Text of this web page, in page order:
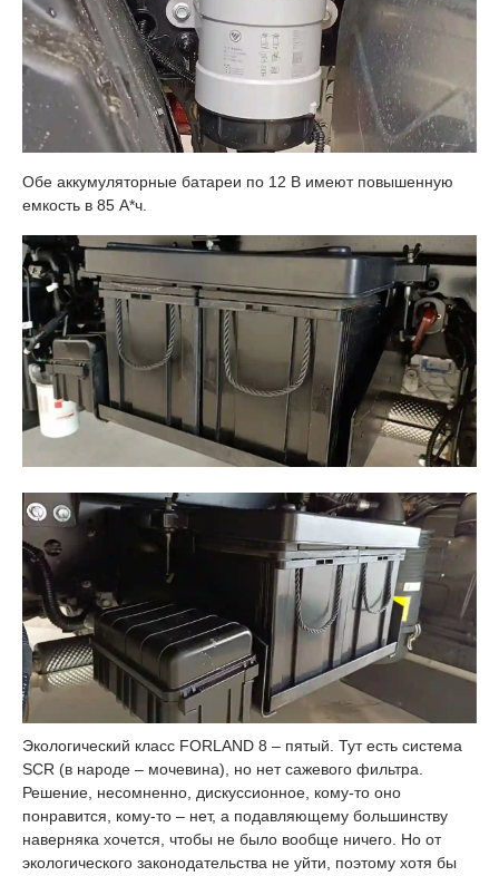
Обе аккумуляторные батареи по 12 В имеют повышенную
емкость в 85 А*ч.
Экологический класс FORLAND 8 – пятый. Тут есть система
SCR (в народе – мочевина), но нет сажевого фильтра.
Решение, несомненно, дискуссионное, кому-то оно
понравится, кому-то – нет, а подавляющему большинству
наверняка хочется, чтобы не было вообще ничего. Но от
экологического законодательства не уйти, поэтому хотя бы